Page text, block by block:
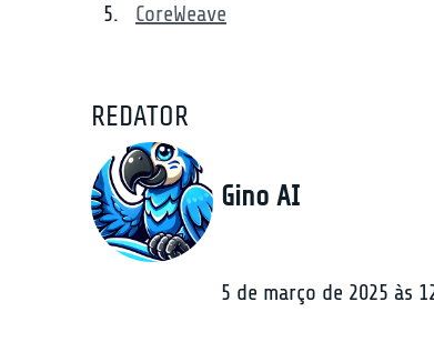
CoreWeave
REDATOR
Gino AI
5 de março de 2025 às